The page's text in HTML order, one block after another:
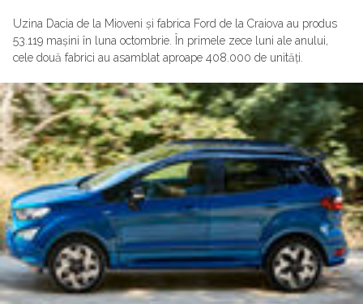
Uzina Dacia de la Mioveni și fabrica Ford de la Craiova au produs
53.119 mașini în luna octombrie. În primele zece luni ale anului,
cele două fabrici au asamblat aproape 408.000 de unități.